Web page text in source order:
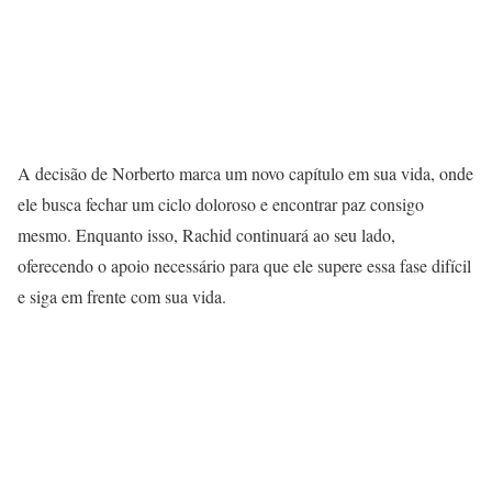
A decisão de Norberto marca um novo capítulo em sua vida, onde
ele busca fechar um ciclo doloroso e encontrar paz consigo
mesmo. Enquanto isso, Rachid continuará ao seu lado,
oferecendo o apoio necessário para que ele supere essa fase difícil
e siga em frente com sua vida.